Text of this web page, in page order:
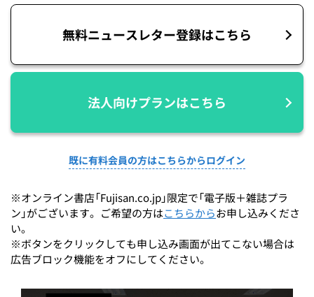
無料ニュースレター登録はこちら
法人向けプランはこちら
既に有料会員の方はこちらからログイン
※オンライン書店「Fujisan.co.jp」限定で「電子版＋雑誌プラ
ン」がございます。ご希望の方はこちらからお申し込みくださ
い。
※ボタンをクリックしても申し込み画面が出てこない場合は
広告ブロック機能をオフにしてください。